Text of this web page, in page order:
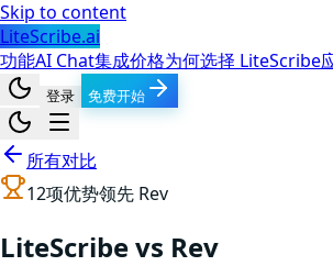
Skip to content
LiteScribe.ai
功能AI Chat集成价格为何选择 LiteScribe
登录 免费开始
所有对比
12项优势领先 Rev
LiteScribe vs Rev